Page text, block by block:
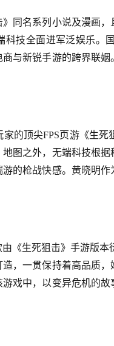
同名系列小说及漫画
科技全面进军泛娱乐
与新锐手游的跨界联
家的顶尖FPS页游《生
图之外，无端科技根
的枪战快感。黄晓明
由《生死狙击》手游版
，一贯保持着高品质
戏中，以变异危机的